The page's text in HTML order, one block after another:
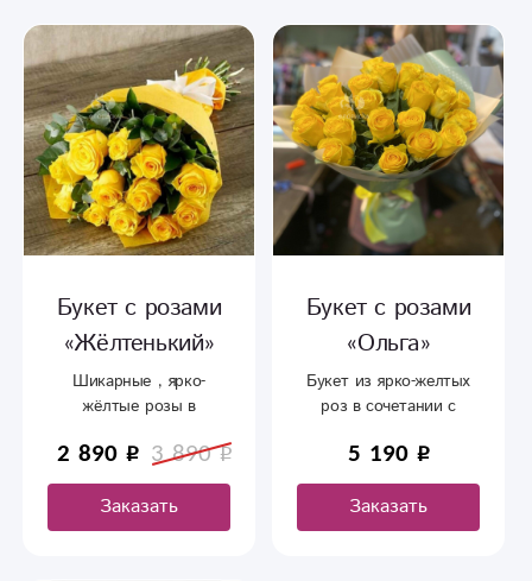
Букет с розами
«Жёлтенький»
Шикарные , ярко-
жёлтые розы в
2 890 3 890
Заказать
Букет с розами
«Ольга»
Букет из ярко-желтых
роз в сочетании с
5 190
Заказать